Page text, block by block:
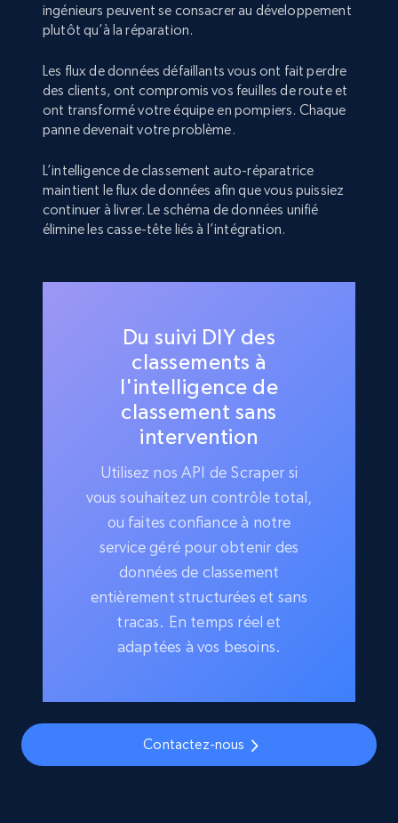
ingénieurs peuvent se consacrer au développement
plutôt qu’à la réparation.
Les flux de données défaillants vous ont fait perdre
des clients, ont compromis vos feuilles de route et
ont transformé votre équipe en pompiers. Chaque
panne devenait votre problème.
L’intelligence de classement auto-réparatrice
maintient le flux de données afin que vous puissiez
continuer à livrer. Le schéma de données unifié
élimine les casse-tête liés à l’intégration.
Du suivi DIY des
classements à
l'intelligence de
classement sans
intervention
Utilisez nos API de Scraper si
vous souhaitez un contrôle total,
ou faites confiance à notre
service géré pour obtenir des
données de classement
entièrement structurées et sans
tracas. En temps réel et
adaptées à vos besoins.
Contactez-nous